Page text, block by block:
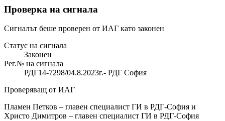
Проверка на сигнала
Сигналът беше проверен от ИАГ като законен
Статус на сигнала
Законен
Рег.№ на сигнала
РДГ14-7298/04.8.2023г.- РДГ София
Проверяващ от ИАГ
Пламен Петков – главен специалист ГИ в РДГ-София и
Христо Димитров – главен специалист ГИ в РДГ-София